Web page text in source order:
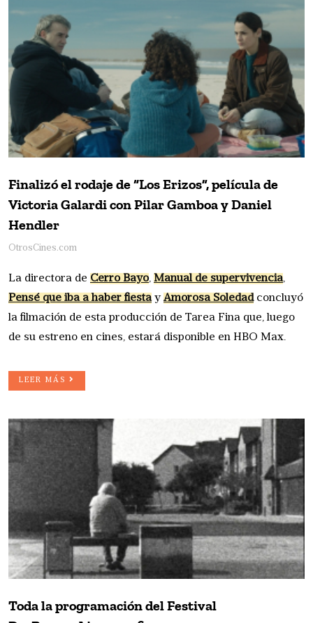
Finalizó el rodaje de “Los Erizos”, película de
Victoria Galardi con Pilar Gamboa y Daniel
Hendler
OtrosCines.com
La directora de Cerro Bayo, Manual de supervivencia,
Pensé que iba a haber fiestayAmorosa Soledadconcluyó
la filmación de esta producción de Tarea Fina que, luego
de su estreno en cines, estará disponible en HBO Max.
LEER MÁS
Toda la programación del Festival